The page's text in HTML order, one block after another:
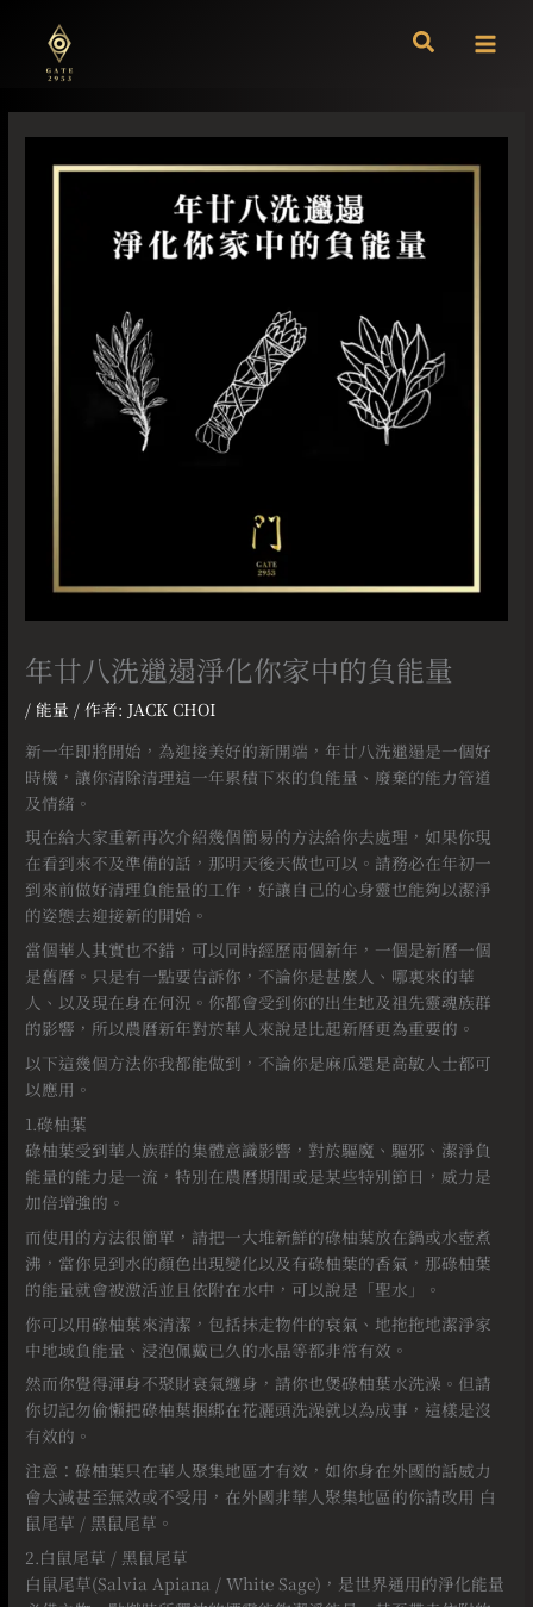
內
年廿八洗邋遢淨化你家中的負能量
/ 能量 / 作者: JACK CHOI
新一年即將開始，為迎接美好的新開端，年廿八洗邋遢是一個好
時機，讓你清除清理這一年累積下來的負能量、廢棄的能力管道
及情緒。⠀
現在給大家重新再次介紹幾個簡易的方法給你去處理，如果你現
在看到來不及準備的話，那明天後天做也可以。請務必在年初一
到來前做好清理負能量的工作，好讓自己的心身靈也能夠以潔淨
的姿態去迎接新的開始。
當個華人其實也不錯，可以同時經歷兩個新年，一個是新曆一個
是舊曆。只是有一點要告訴你，不論你是甚麼人、哪裏來的華
人、以及現在身在何況。你都會受到你的出生地及祖先靈魂族群
的影響，所以農曆新年對於華人來說是比起新曆更為重要的。
以下這幾個方法你我都能做到，不論你是麻瓜還是高敏人士都可
以應用。
1.碌柚葉
碌柚葉受到華人族群的集體意識影響，對於驅魔、驅邪、潔淨負
能量的能力是一流，特別在農曆期間或是某些特別節日，威力是
加倍增強的。
而使用的方法很簡單，請把一大堆新鮮的碌柚葉放在鍋或水壺煮
沸，當你見到水的顏色出現變化以及有碌柚葉的香氣，那碌柚葉
的能量就會被激活並且依附在水中，可以說是「聖水」。
你可以用碌柚葉來清潔，包括抹走物件的衰氣、地拖拖地潔淨家
中地域負能量、浸泡佩戴已久的水晶等都非常有效。
然而你覺得渾身不聚財衰氣纏身，請你也煲碌柚葉水洗澡。但請
你切記勿偷懶把碌柚葉捆綁在花灑頭洗澡就以為成事，這樣是沒
有效的。
注意：碌柚葉只在華人聚集地區才有效，如你身在外國的話威力
會大減甚至無效或不受用，在外國非華人聚集地區的你請改用 白
鼠尾草 / 黑鼠尾草。
2.白鼠尾草 / 黑鼠尾草
白鼠尾草(Salvia Apiana / White Sage)，是世界通用的淨化能量